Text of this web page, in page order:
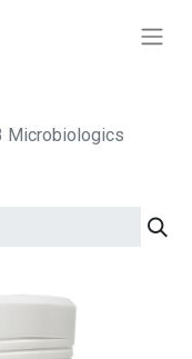
Microbiologics